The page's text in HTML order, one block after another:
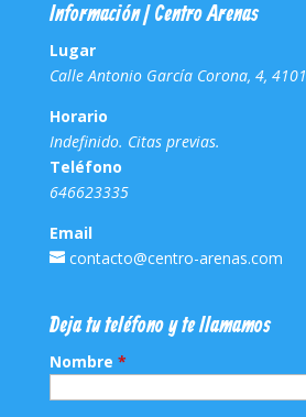
Información | Centro Arenas
Lugar
Calle Antonio García Corona, 4,
Horario
Indefinido. Citas previas.
Teléfono
646623335
Email
contacto@centro-arenas.com
Deja tu teléfono y te llamamos
Nombre *